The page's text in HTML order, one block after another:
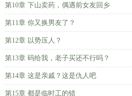
第10章 下山卖药，偶遇前女友回乡
第11章 你又换男友了？
第12章 以势压人？
第13章 码给我，老子买还不行吗？
第14章 这是亲戚？这是仇人吧
第15章 都是临时工的错